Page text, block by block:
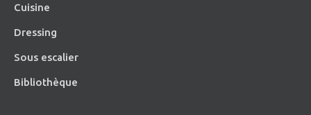
Cuisine
Dressing
Sous escalier
Bibliothèque